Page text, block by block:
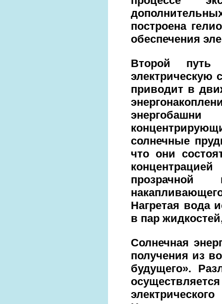
построена
обеспечения
Второй путь
электрическую
приводит в
солнечные
что они
Нагретая вода
в пар
Солнечная
получения из
будущего».